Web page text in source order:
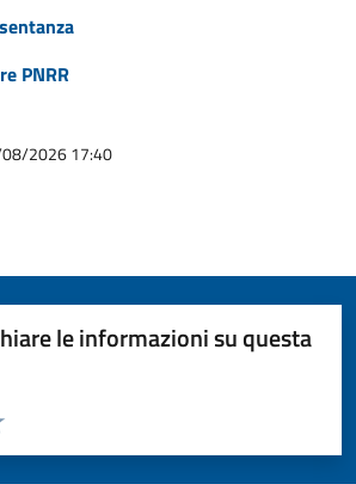
PNRR
08/2026 17:40
le informazioni su questa
pagina
5 stelle su 5
stelle su 5
su 5
5